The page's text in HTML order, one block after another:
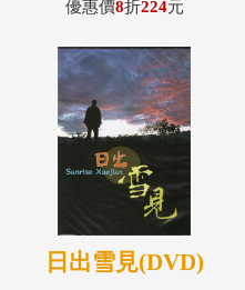
Alishan Salamander
優惠價8折224元
日出雪見(DVD)